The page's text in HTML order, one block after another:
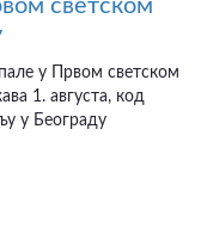
светском
у Првом светском
1. августа, код
у Београду